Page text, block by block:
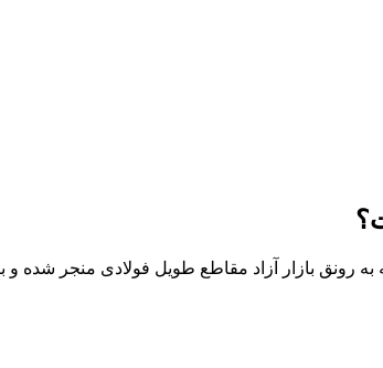
رونق بازار آزاد مقاطع طویل فولادی منجر شده و